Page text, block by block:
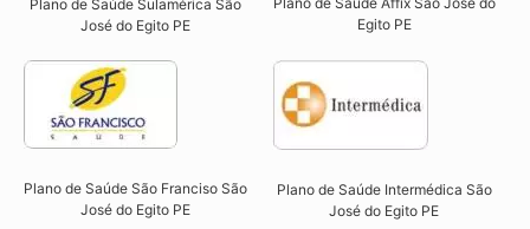
Plano de Saúde Sulamérica São
José do Egito PE
Egito PE​
Plano de Saúde São Franciso São
José do Egito PE​
Plano de Saúde Intermédica São
José do Egito PE​